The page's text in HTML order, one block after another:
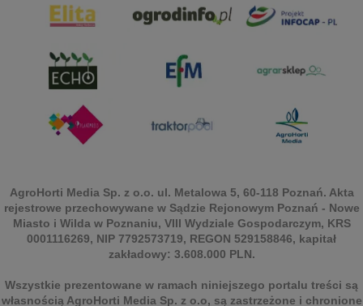
AgroHorti Media Sp. z o.o. ul. Metalowa 5, 60-118 Poznań. Akta
rejestrowe przechowywane w Sądzie Rejonowym Poznań - Nowe
Miasto i Wilda w Poznaniu, VIII Wydziale Gospodarczym, KRS
0001116269, NIP 7792573719, REGON 529158846, kapitał
zakładowy: 3.608.000 PLN.
Wszystkie prezentowane w ramach niniejszego portalu treści są
własnością AgroHorti Media Sp. z o.o, są zastrzeżone i chronione